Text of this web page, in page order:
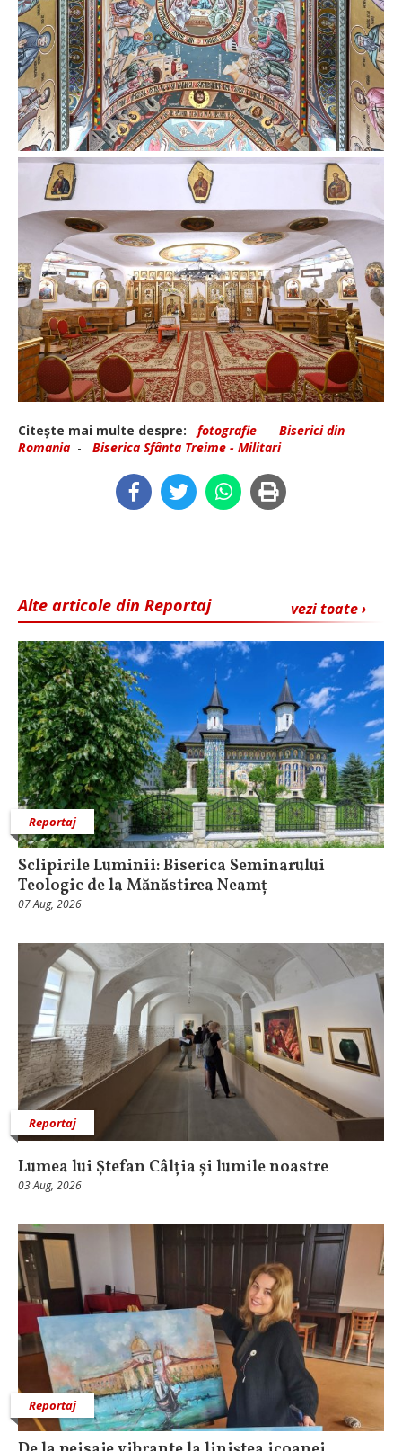
Citeşte mai multe despre: fotografie - Biserici din
Romania - Biserica Sfânta Treime - Militari
vezi toate ›
Alte articole din Reportaj
Reportaj
Sclipirile Luminii: Biserica Seminarului
Teologic de la Mănăstirea Neamț
07 Aug, 2026
Reportaj
Lumea lui Ștefan Câlția și lumile noastre
03 Aug, 2026
Reportaj